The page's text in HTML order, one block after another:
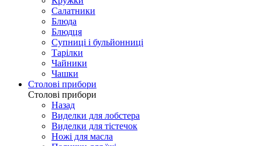
Салатники
Блюда
Блюдця
Супниці і бульйонниці
Тарілки
Чайники
Чашки
Столові прибори
Столові прибори
Назад
Виделки для лобстера
Виделки для тістечок
Ножі для масла